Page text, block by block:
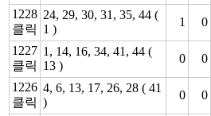
1228
클릭
24, 29, 30, 31, 35, 44 (
1 )
1 0
1227
클릭
1, 14, 16, 34, 41, 44 (
13 )
0 0
1226
클릭
4, 6, 13, 17, 26, 28 ( 41
)
0 0